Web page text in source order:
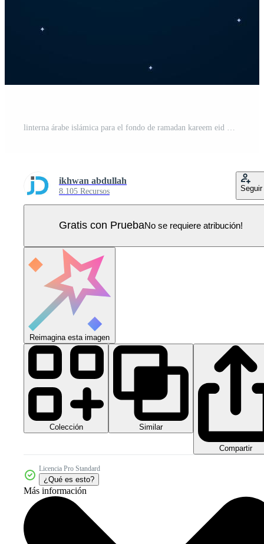
ikhwan abdullah
8.105 Recursos Seguir
Gratis con PruebaNo se requiere atribución!
Reimagina esta imagen
Colección Similar
Compartir
Licencia Pro Standard
¿Qué es esto?
Más información